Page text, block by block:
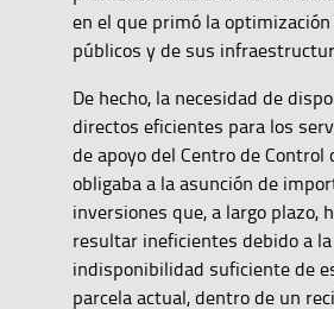
en el que primó la
públicos y de sus
De hecho, la necesidad de
directos eficientes para los
de apoyo del Centro de Control
obligaba a la asunción de
inversiones que, a largo plazo,
resultar ineficientes debido a la
indisponibilidad suficiente de
parcela actual, dentro de un